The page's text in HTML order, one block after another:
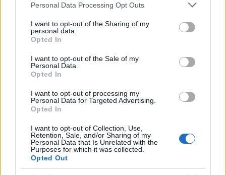
Personal Data Processing Opt Outs
I want to opt-out of the Sharing of my
personal data.
Opted In
I want to opt-out of the Sale of my
Personal Data.
Opted In
I want to opt-out of processing my
Personal Data for Targeted Advertising.
Opted In
I want to opt-out of Collection, Use,
Retention, Sale, and/or Sharing of my
Personal Data that Is Unrelated with the
Purposes for which it was collected.
Opted Out
NATO štaba, Evropske unije, Ujedinjenih nacija i
spiskom uspjeha u okviru raznovrsnih, ali
fokusiranih ciljeva.
Novi komandant NATO štaba Sarajevo brigadni
general James C. Fowler dolazi iz Komande za
Zapadnu Hemisferu američke vojske. Bio je na čelu
borbenih misija, od čete do brigada, a ima i
značajno iskustvo u humanitarnoj sferi. Diplomirao
je na Univerzitetu Francis Marion, magistrirao
administraciju na Univerzitetu Central Michigan te
stekao zvanje magistra nauka iz oblasti strategije
nacionalne sigurnosti na Nacionalnom ratnom